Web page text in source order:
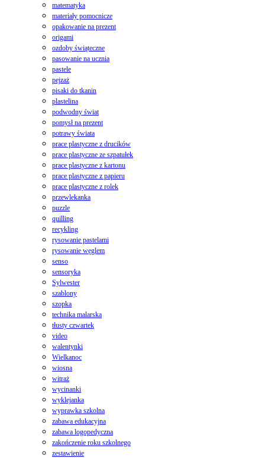
matematyka
materiały pomocnicze
opakowanie na prezent
origami
ozdoby świąteczne
pasowanie na ucznia
pastele
pejzaż
pisaki do tkanin
plastelina
podwodny świat
pomysł na prezent
potrawy świata
prace plastyczne z drucików
prace plastyczne ze szpatułek
prace plastyczne z kartonu
prace plastyczne z papieru
prace plastyczne z rolek
przewlekanka
puzzle
quilling
recykling
rysowanie pastelami
rysowanie węglem
senso
sensoryka
Sylwester
szablony
szopka
technika malarska
tłusty czwartek
video
walentynki
Wielkanoc
wiosna
witraż
wycinanki
wyklejanka
wyprawka szkolna
zabawa edukacyjna
zabawa logopedyczna
zakończenie roku szkolnego
zestawienie